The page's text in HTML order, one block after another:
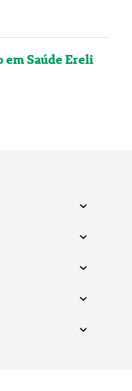
em Saúde Ereli